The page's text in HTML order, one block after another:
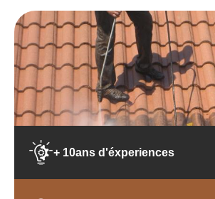
+ 10ans d'éxperiences